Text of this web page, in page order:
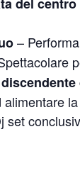
–
set